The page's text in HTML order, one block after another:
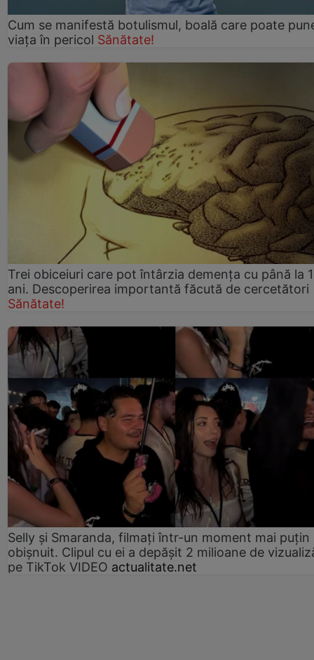
Cum se manifestă botulismul, boală care poate
viaţa în pericol Sănătate!
Trei obiceiuri care pot întârzia demența cu până la
ani. Descoperirea importantă făcută de cercetători
Sănătate!
Selly și Smaranda, filmați într-un moment mai puțin
obișnuit. Clipul cu ei a depășit 2 milioane de
pe TikTok VIDEO actualitate.net